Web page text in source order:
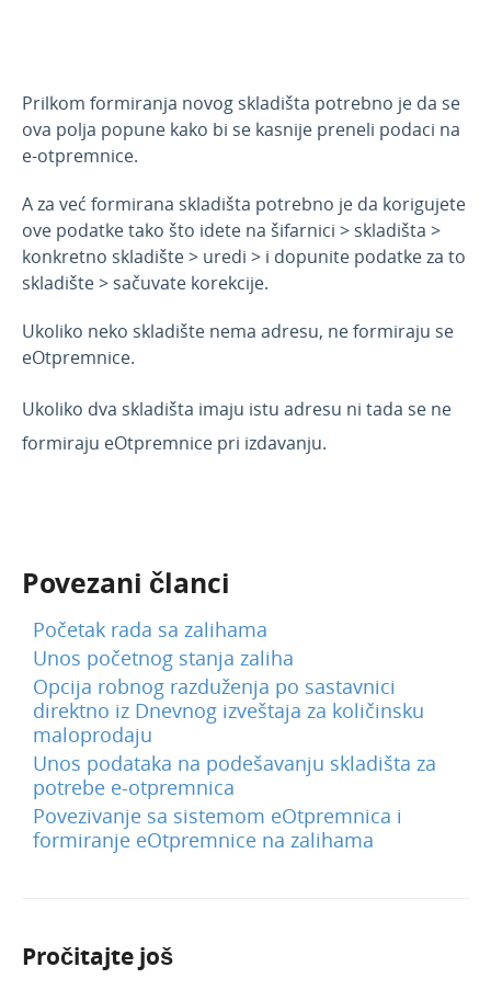
Mogućnost unosa kategorija akciznih proizvoda
za potrebe e-otpremnica
Storno eOtpremnice direktno iz programa
Šifra objekta (GLN) za e-otpremnicu
Formiranje eRačuna na osnovu više
eOtpremnica
eOtpremnica - način prevoza : Prevoznik
Zalihe-po prod. vred. sa PDV
Nepovezana maloprodaja
Predračuni
Izdate narudžbine
Radni nalozi
Mobilna aplikacija
Obračun kamate
Povezivanje sa POS
Povezivanje Webshop
Prilkom formiranja novog skladišta potrebno je da se
ova polja popune kako bi se kasnije preneli podaci na
e-otpremnice.
A za već formirana skladišta potrebno je da korigujete
ove podatke tako što idete na šifarnici > skladišta >
konkretno skladište > uredi > i dopunite podatke za to
skladište > sačuvate korekcije.
Ukoliko neko skladište nema adresu, ne formiraju se
eOtpremnice.
Ukoliko dva skladišta imaju istu adresu ni tada se ne
formiraju eOtpremnice pri izdavanju.
Povezani članci
Početak rada sa zalihama
Unos početnog stanja zaliha
Opcija robnog razduženja po sastavnici
direktno iz Dnevnog izveštaja za količinsku
maloprodaju
Unos podataka na podešavanju skladišta za
potrebe e-otpremnica
Povezivanje sa sistemom eOtpremnica i
formiranje eOtpremnice na zalihama
Pročitajte još